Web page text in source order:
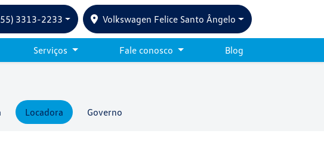
3313-2233 Volkswagen Felice Santo Ângelo
Serviços Fale conosco Blog
Locadora Governo